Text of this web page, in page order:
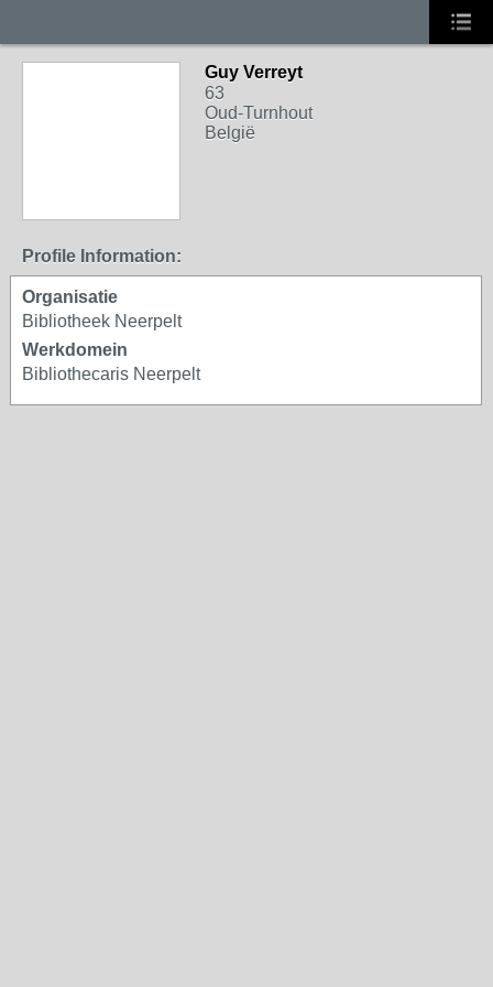
Guy Verreyt
63
Oud-Turnhout
België
Profile Information:
Organisatie
Bibliotheek Neerpelt
Werkdomein
Bibliothecaris Neerpelt